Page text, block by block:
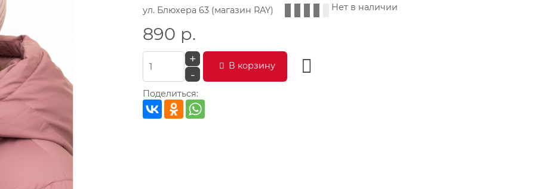
ул. Блюхера 63 (магазин RAY)
Нет в наличии
890 р.
+
-
В корзину
Поделиться: